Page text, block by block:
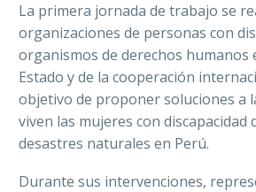
La primera jornada de trabajo se
organizaciones de personas con
organismos de derechos humanos
Estado y de la cooperación
objetivo de proponer soluciones a
viven las mujeres con discapacidad
desastres naturales en Perú.
Durante sus intervenciones,